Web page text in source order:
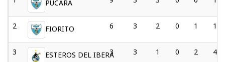
PUCARA
2 FIORITO 6 3 2 0 1 10
3 ESTEROS DEL IBERA
3 3 1 0 2 4 -